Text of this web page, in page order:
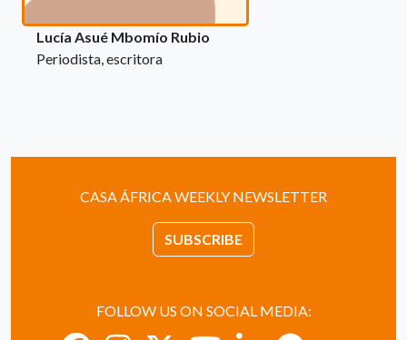
Lucía Asué Mbomío Rubio
Periodista, escritora
CASA ÁFRICA WEEKLY NEWSLETTER
SUBSCRIBE
FOLLOW US ON SOCIAL MEDIA: